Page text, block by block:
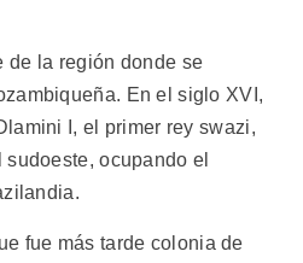
de la región donde se
En el siglo XVI,
I, el primer rey swazi,
ocupando el
fue más tarde colonia de